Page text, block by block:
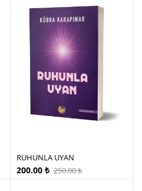
RUHUNLA UYAN
250.00₺
200.00 ₺